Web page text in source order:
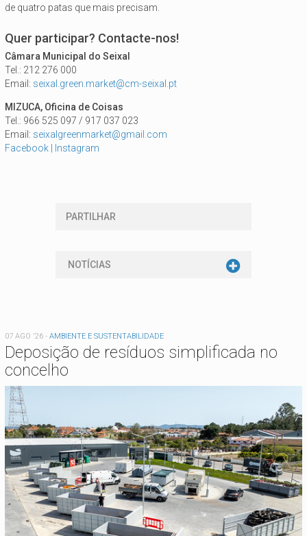
de quatro patas que mais precisam.
Quer participar? Contacte-nos!
Câmara Municipal do Seixal
Tel.: 212 276 000
Email: seixal.green.market@cm-seixal.pt
MIZUCA, Oficina de Coisas
Tel.: 966 525 097 / 917 037 023
Email: seixalgreenmarket@gmail.com
Facebook | Instagram
PARTILHAR
NOTÍCIAS
07 AGO '26 - AMBIENTE E SUSTENTABILIDADE
Deposição de resíduos simplificada no
concelho